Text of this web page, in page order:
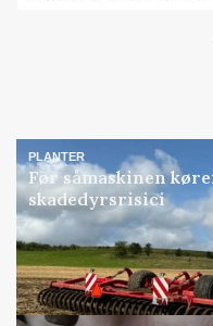
PLANTER
Før såmaskinen
skadedyrsrisici